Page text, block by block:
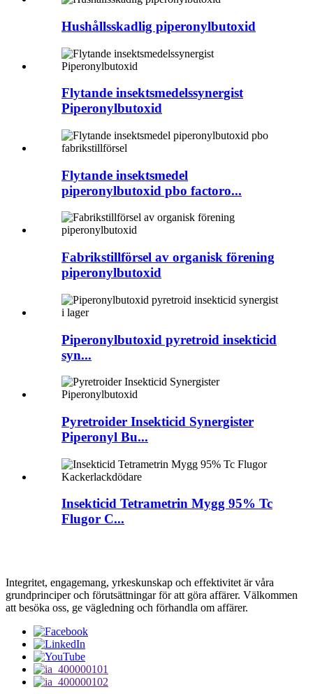
Hushållsskadlig piperonylbutoxid
Flytande insektsmedelssynergist
Piperonylbutoxid
Flytande insektsmedel
piperonylbutoxid pbo factoro...
Fabrikstillförsel av organisk förening
piperonylbutoxid
Piperonylbutoxid pyretroid insekticid
syn...
Pyretroider Insekticid Synergister
Piperonyl Bu...
Insekticid Tetrametrin Mygg 95% Tc
Flugor C...
Integritet, engagemang, yrkeskunskap och effektivitet är våra
grundprinciper och förutsättningar för att göra affärer. Välkommen
att besöka oss, ge vägledning och förhandla om affärer.